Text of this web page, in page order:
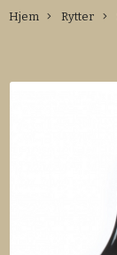
Hjem Rytter